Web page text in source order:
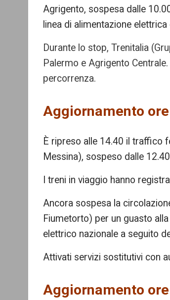
Agrigento, sospesa dalle
linea di alimentazione elettrica
Durante lo stop, Trenitalia
Palermo e Agrigento
percorrenza.
Aggiornamento
È ripreso alle 14.40 il traffico
Messina), sospeso dalle
I treni in viaggio hanno
Ancora sospesa la
Fiumetorto) per un guasto
elettrico nazionale a seguito
Attivati servizi sostitutivi con
Aggiornamento